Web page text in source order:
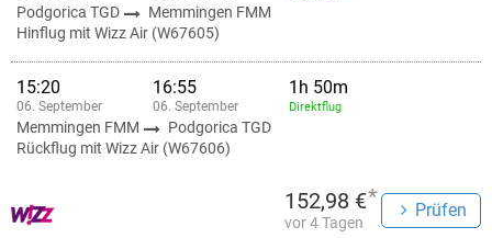
Podgorica TGD
Memmingen FMM
Hinflug mit Wizz Air (W67605)
15:20
06. September
16:55
06. September
1h 50m
Direktflug
Memmingen FMM
Podgorica TGD
Rückflug mit Wizz Air (W67606)
152,98 €*
vor 4 Tagen
Prüfen